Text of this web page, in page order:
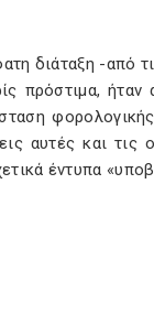
διάταξη -από
πρόστιμα,
αυτές και
έντυπα